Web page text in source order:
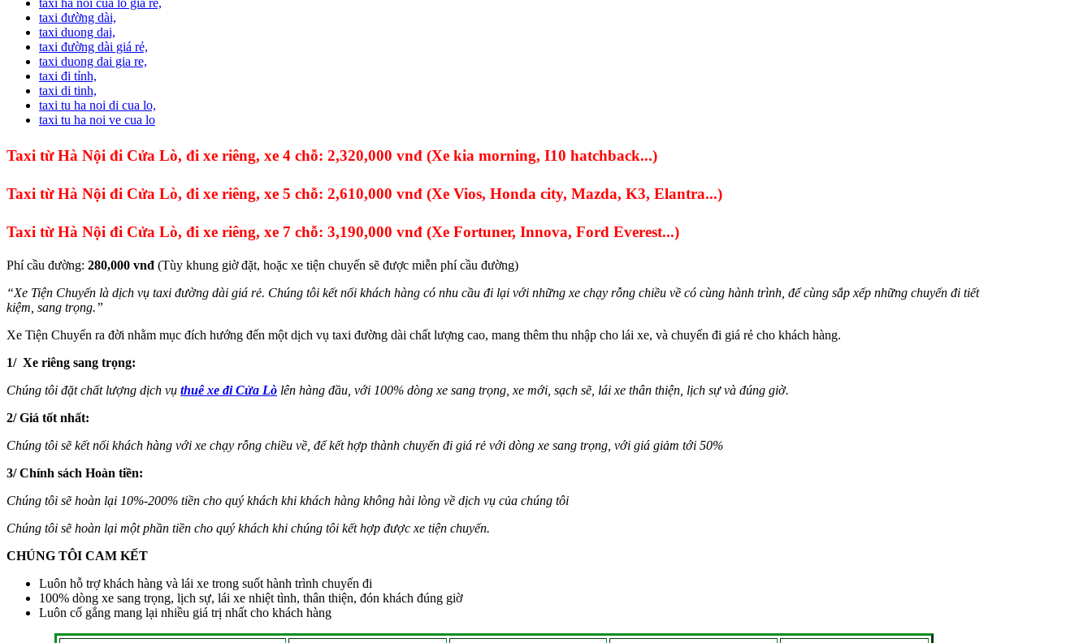
taxi ha noi cua lo gia re,
taxi đường dài,
taxi duong dai,
taxi đường dài giá rẻ,
taxi duong dai gia re,
taxi đi tỉnh,
taxi di tinh,
taxi tu ha noi di cua lo,
taxi tu ha noi ve cua lo
Taxi từ Hà Nội đi Cửa Lò, đi xe riêng, xe 4 chỗ: 2,320,000 vnđ (Xe kia morning, I10 hatchback...)
Taxi từ Hà Nội đi Cửa Lò, đi xe riêng, xe 5 chỗ: 2,610,000 vnđ (Xe Vios, Honda city, Mazda, K3, Elantra...)
Taxi từ Hà Nội đi Cửa Lò, đi xe riêng, xe 7 chỗ: 3,190,000 vnđ (Xe Fortuner, Innova, Ford Everest...)
Phí cầu đường: 280,000 vnđ (Tùy khung giờ đặt, hoặc xe tiện chuyến sẽ được miễn phí cầu đường)
“Xe Tiện Chuyến là dịch vụ taxi đường dài giá rẻ. Chúng tôi kết nối khách hàng có nhu cầu đi lại với những xe chạy rỗng chiều về có cùng hành trình, để cùng sắp xếp những chuyến đi tiết
kiệm, sang trọng.”
Xe Tiện Chuyến ra đời nhằm mục đích hướng đến một dịch vụ taxi đường dài chất lượng cao, mang thêm thu nhập cho lái xe, và chuyến đi giá rẻ cho khách hàng.
1/ Xe riêng sang trọng:
Chúng tôi đặt chất lượng dịch vụ thuê xe đi Cửa Lò lên hàng đầu, với 100% dòng xe sang trọng, xe mới, sạch sẽ, lái xe thân thiện, lịch sự và đúng giờ.
2/ Giá tốt nhất:
Chúng tôi sẽ kết nối khách hàng với xe chạy rỗng chiều về, để kết hợp thành chuyến đi giá rẻ với dòng xe sang trọng, với giá giảm tới 50%
3/ Chính sách Hoàn tiền:
Chúng tôi sẽ hoàn lại 10%-200% tiền cho quý khách khi khách hàng không hài lòng về dịch vụ của chúng tôi
Chúng tôi sẽ hoàn lại một phần tiền cho quý khách khi chúng tôi kết hợp được xe tiện chuyến.
CHÚNG TÔI CAM KẾT
Luôn hỗ trợ khách hàng và lái xe trong suốt hành trình chuyến đi
100% dòng xe sang trọng, lịch sự, lái xe nhiệt tình, thân thiện, đón khách đúng giờ
Luôn cố gắng mang lại nhiều giá trị nhất cho khách hàng